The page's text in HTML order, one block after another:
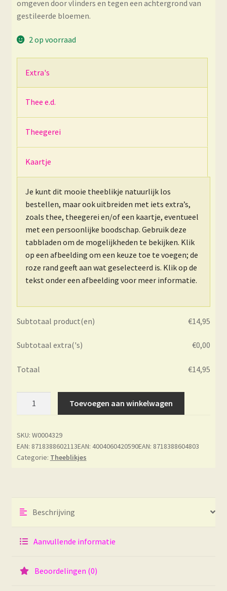
omgeven door vlinders en tegen een achtergrond van
gestileerde bloemen.
2 op voorraad
Extra's
Thee e.d.
Theegerei
Kaartje
Je kunt dit mooie theeblikje natuurlijk los
bestellen, maar ook uitbreiden met iets extra’s,
zoals thee, theegerei en/of een kaartje, eventueel
met een persoonlijke boodschap. Gebruik deze
tabbladen om de mogelijkheden te bekijken. Klik
op een afbeelding om een keuze toe te voegen; de
roze rand geeft aan wat geselecteerd is. Klik op de
tekst onder een afbeelding voor meer informatie.
Subtotaal product(en) €14,95
Subtotaal extra('s) €0,00
Totaal €14,95
Celadon
-
Keiko
Toevoegen aan winkelwagen
SKU: W0004329
EAN: 8718388602113EAN: 4004060420590EAN: 8718388604803
Categorie: Theeblikjes
Beschrijving
Aanvullende informatie
Beoordelingen (0)